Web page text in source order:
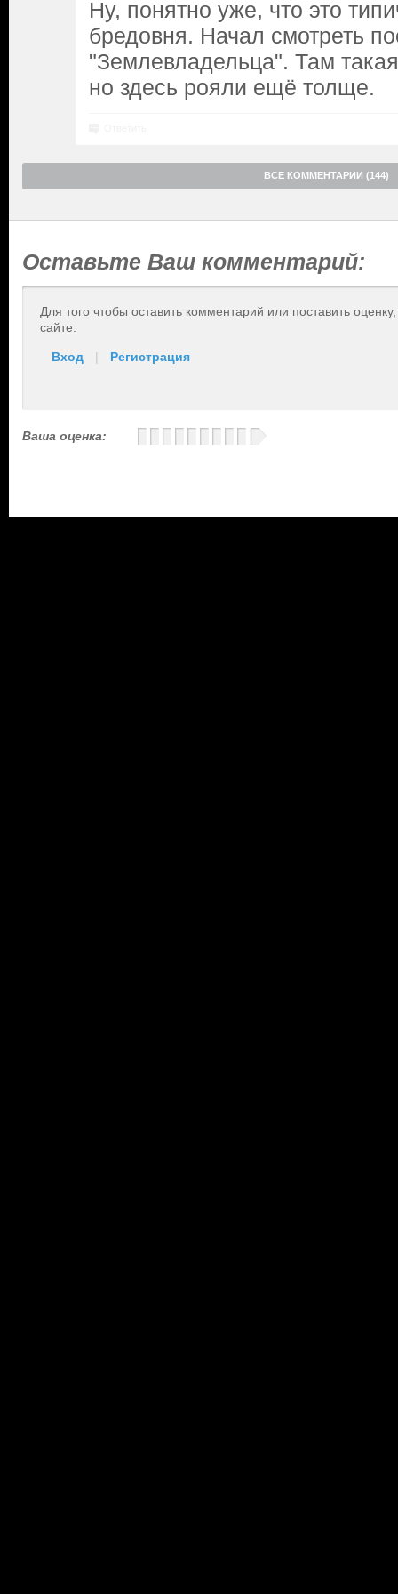
Ну, понятно уже, что это
бредовня. Начал смотреть
"Землевладельца". Там
но здесь рояли ещё толще.
ВСЕ КОММЕНТАРИИ (144)
Оставьте Ваш комментарий:
Для того чтобы оставить комментарий или поставить
сайте.
Вход | Регистрация
Ваша оценка: